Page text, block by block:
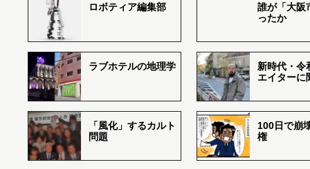
ロボティア編集部
誰が「大阪
ったか
ラブホテルの地理学
新時代・令
エイターに
「風化」するカルト
問題
100日で崩
権